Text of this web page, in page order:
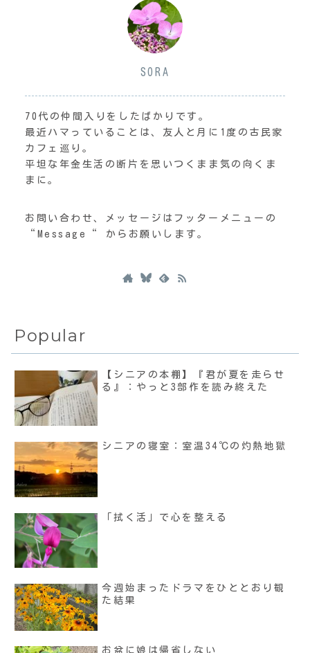
SORA
70代の仲間入りをしたばかりです。
最近ハマっていることは、友人と月に1度の古民家
カフェ巡り。
平坦な年金生活の断片を思いつくまま気の向くま
まに。
お問い合わせ、メッセージはフッターメニューの
“Message“ からお願いします。
Popular
【シニアの本棚】『君が夏を走らせ
る』：やっと3部作を読み終えた
シニアの寝室：室温34℃の灼熱地獄
「拭く活」で心を整える
今週始まったドラマをひととおり観
た結果
お盆に娘は帰省しない